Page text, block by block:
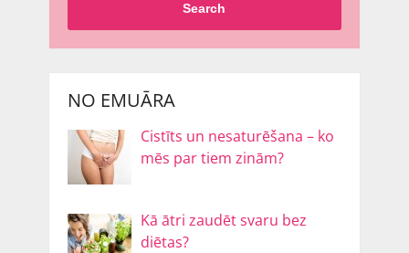
Search
NO EMUĀRA
Cistīts un nesaturēšana – ko
mēs par tiem zinām?
Kā ātri zaudēt svaru bez
diētas?